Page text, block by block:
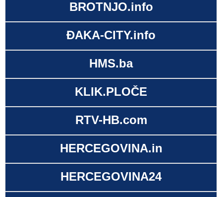
BROTNJO.info
ĐAKA-CITY.info
HMS.ba
KLIK.PLOČE
RTV-HB.com
HERCEGOVINA.in
HERCEGOVINA24